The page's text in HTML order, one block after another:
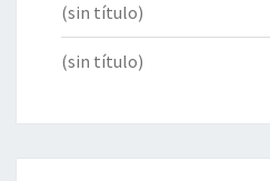
(sin título)
(sin título)